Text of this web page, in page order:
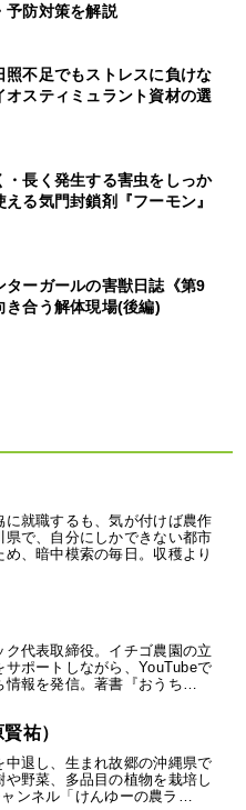
予防対策を解説
照不足でもストレスに負けな
オスティミュラント資材の選
・長く発生する害虫をしっか
える気門封鎖剤『フーモン』
ターガールの害獣日誌《第9
き合う解体現場(後編)
に就職するも、気が付けば農作
県で、自分にしかできない都市
、暗中模索の毎日。収穫より
代表取締役。イチゴ農園の立
サポートしながら、YouTubeで
報を発信。著書『おうち…
祐）
中退し、生まれ故郷の沖縄県で
や野菜、多品目の植物を栽培し
ンネル「けんゆーの農ラ…